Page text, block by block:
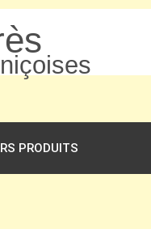
PRODUITS